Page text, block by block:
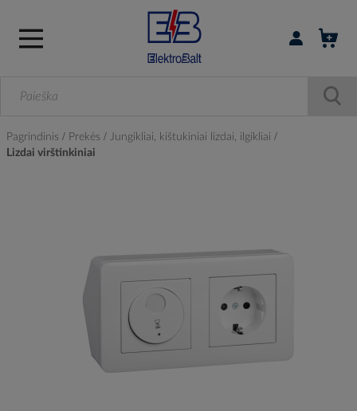
Prisijungti /
Pagrindinis Prekės
Jungikliai, kištukiniai lizdai, ilgikliai
Lizdai virštinkiniai